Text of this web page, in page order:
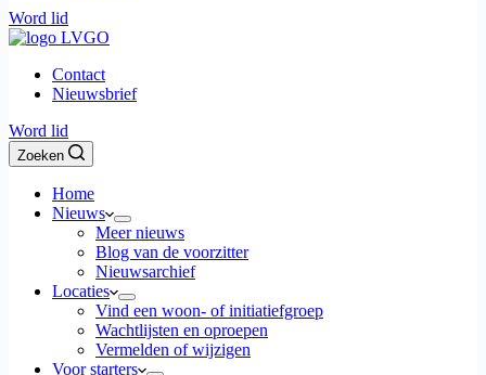
Word lid
Contact
Nieuwsbrief
Word lid
Zoeken
Home
Nieuws
Meer nieuws
Blog van de voorzitter
Nieuwsarchief
Locaties
Vind een woon- of initiatiefgroep
Wachtlijsten en oproepen
Vermelden of wijzigen
Voor starters